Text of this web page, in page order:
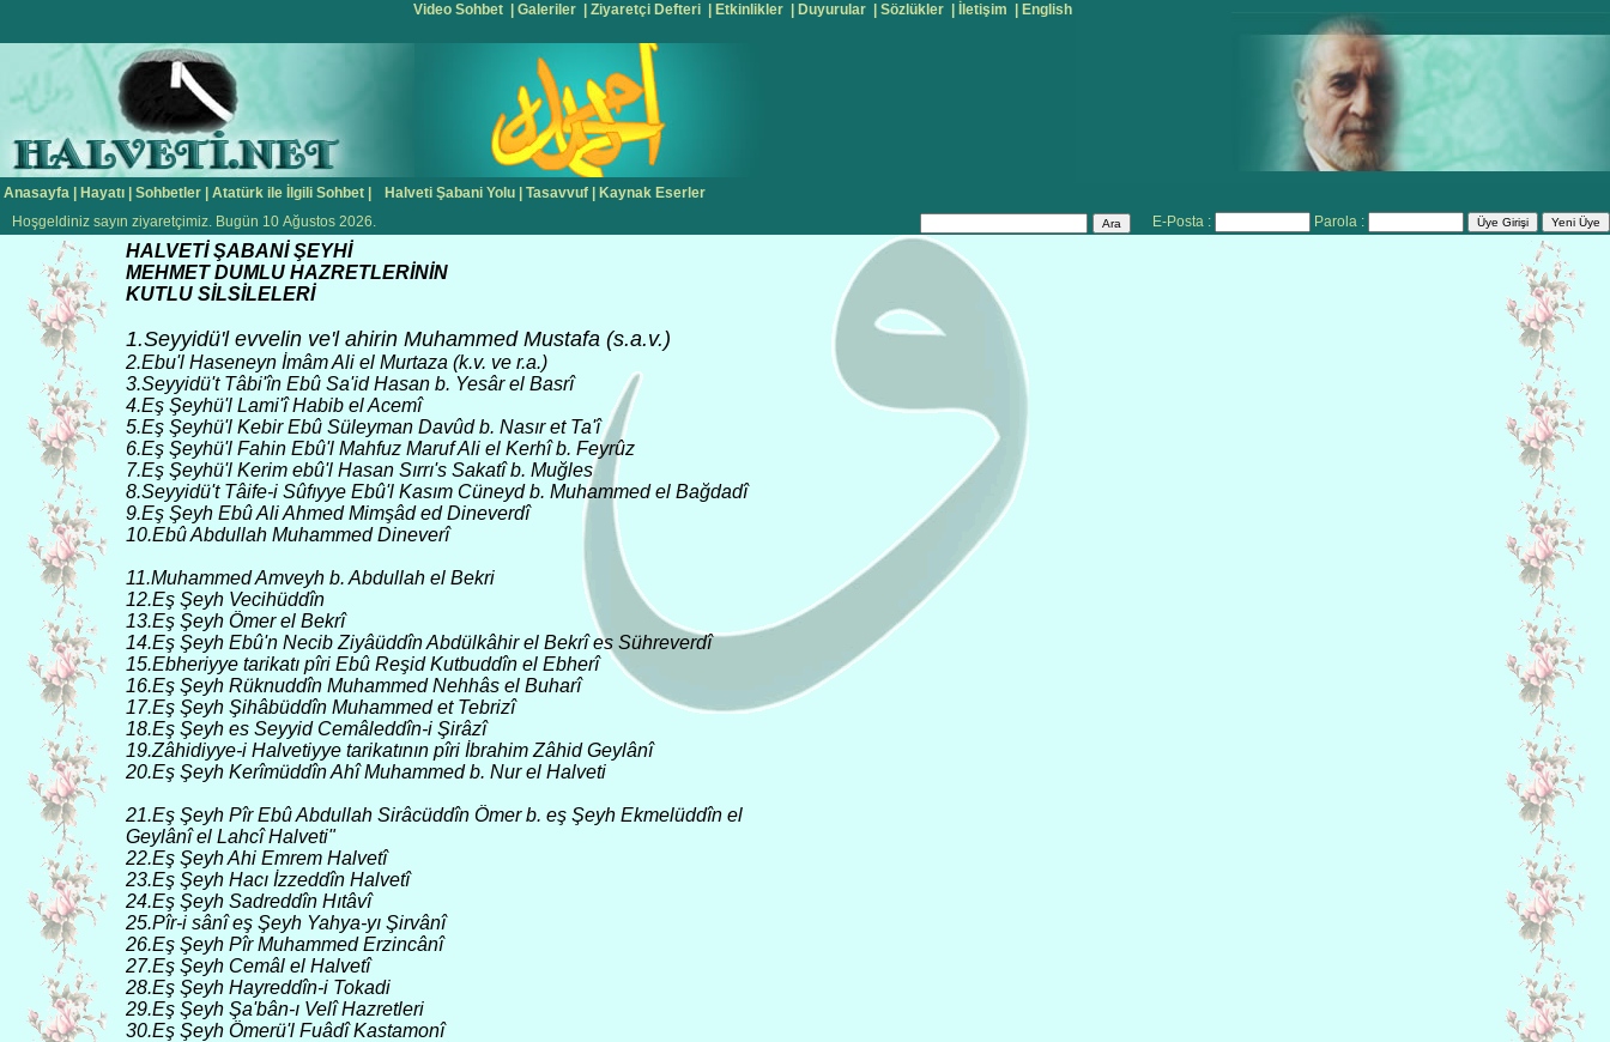
Video Sohbet Galeriler Ziyaretçi Defteri Etkinlikler Duyurular Sözlükler İletişim English
Anasayfa Hayatı Sohbetler Atatürk ile İlgili Sohbet Halveti Şabani Yolu Tasavvuf
Kaynak Eserler
Hoşgeldiniz sayın ziyaretçimiz. Bugün 10 Ağustos 2026.
E-Posta : Parola :
HALVETİ ŞABANİ ŞEYHİ
MEHMET DUMLU HAZRETLERİNİN
KUTLU SİLSİLELERİ
1.Seyyidü'l evvelin ve'l ahirin Muhammed Mustafa (s.a.v.)
2.Ebu'l Haseneyn İmâm Ali el Murtaza (k.v. ve r.a.)
3.Seyyidü't Tâbi'în Ebû Sa'id Hasan b. Yesâr el Basrî
4.Eş Şeyhü'l Lami'î Habib el Acemî
5.Eş Şeyhü'l Kebir Ebû Süleyman Davûd b. Nasır et Ta'î
6.Eş Şeyhü'l Fahin Ebû'l Mahfuz Maruf Ali el Kerhî b. Feyrûz
7.Eş Şeyhü'l Kerim ebû'l Hasan Sırrı's Sakatî b. Muğles
8.Seyyidü't Tâife-i Sûfıyye Ebû'l Kasım Cüneyd b. Muhammed el Bağdadî
9.Eş Şeyh Ebû Ali Ahmed Mimşâd ed Dineverdî
10.Ebû Abdullah Muhammed Dineverî
11.Muhammed Amveyh b. Abdullah el Bekri
12.Eş Şeyh Vecihüddîn
13.Eş Şeyh Ömer el Bekrî
14.Eş Şeyh Ebû'n Necib Ziyâüddîn Abdülkâhir el Bekrî es Sühreverdî
15.Ebheriyye tarikatı pîri Ebû Reşid Kutbuddîn el Ebherî
16.Eş Şeyh Rüknuddîn Muhammed Nehhâs el Buharî
17.Eş Şeyh Şihâbüddîn Muhammed et Tebrizî
18.Eş Şeyh es Seyyid Cemâleddîn-i Şirâzî
19.Zâhidiyye-i Halvetiyye tarikatının pîri İbrahim Zâhid Geylânî
20.Eş Şeyh Kerîmüddîn Ahî Muhammed b. Nur el Halveti
21.Eş Şeyh Pîr Ebû Abdullah Sirâcüddîn Ömer b. eş Şeyh Ekmelüddîn el
Geylânî el Lahcî Halveti"
22.Eş Şeyh Ahi Emrem Halvetî
23.Eş Şeyh Hacı İzzeddîn Halvetî
24.Eş Şeyh Sadreddîn Hıtâvî
25.Pîr-i sânî eş Şeyh Yahya-yı Şirvânî
26.Eş Şeyh Pîr Muhammed Erzincânî
27.Eş Şeyh Cemâl el Halvetî
28.Eş Şeyh Hayreddîn-i Tokadi
29.Eş Şeyh Şa'bân-ı Velî Hazretleri
30.Eş Şeyh Ömerü'l Fuâdî Kastamonî